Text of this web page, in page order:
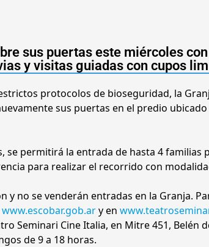
sus puertas este miércoles
y visitas guiadas con cupos
protocolos de bioseguridad, la
sus puertas en el predio
se permitirá la entrada de hasta 4 familias
para realizar el recorrido con
y no se venderán entradas en la Granja.
www.escobar.gob.ary en
Seminari Cine Italia, en Mitre 451, Belén
de 9 a 18 horas.